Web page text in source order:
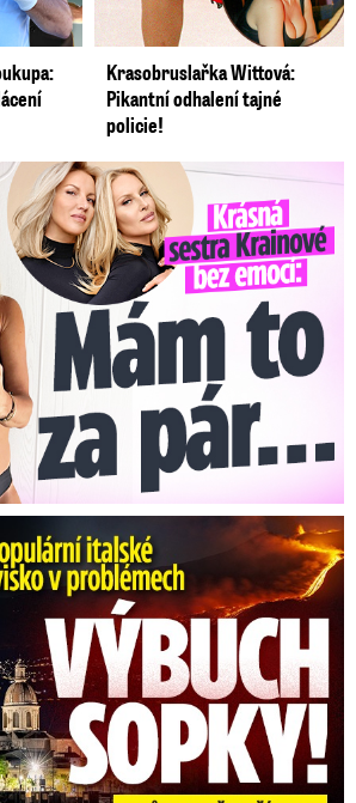
Krasobruslařka Wittová:
Pikantní odhalení tajné
policie!
bez emocí: Mám to za pár…
Etny: Ruší desítky letů